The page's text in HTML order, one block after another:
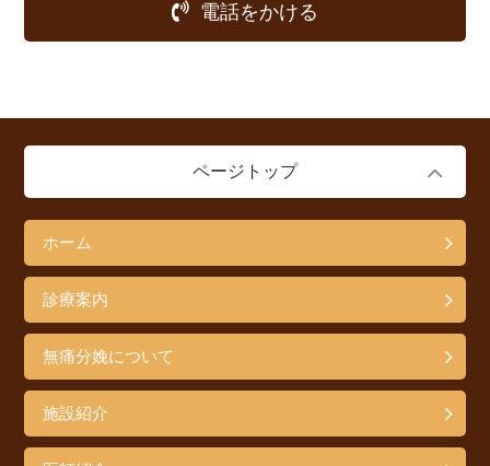
電話をかける
ページトップ
ホーム
診療案内
無痛分娩について
施設紹介